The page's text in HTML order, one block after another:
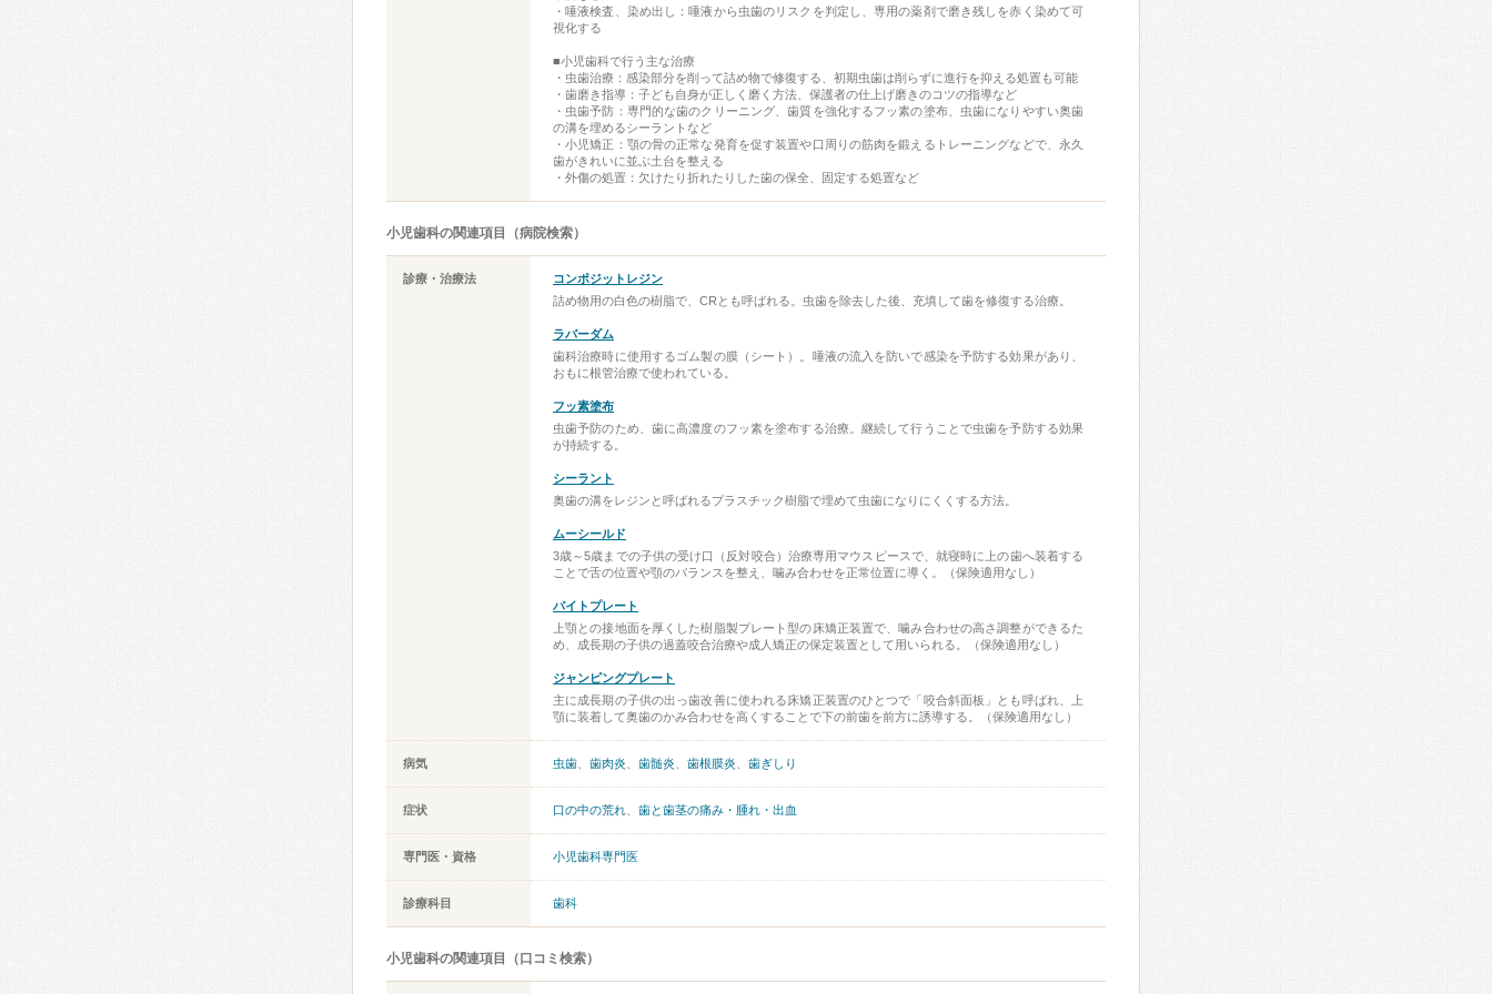
・唾液検査、染め出し：唾液から虫歯のリスクを判定し、専用の薬剤で磨き残しを赤く染めて可
視化する
■小児歯科で行う主な治療
・虫歯治療：感染部分を削って詰め物で修復する、初期虫歯は削らずに進行を抑える処置も可能
・歯磨き指導：子ども自身が正しく磨く方法、保護者の仕上げ磨きのコツの指導など
・虫歯予防：専門的な歯のクリーニング、歯質を強化するフッ素の塗布、虫歯になりやすい奥歯
の溝を埋めるシーラントなど
・小児矯正：顎の骨の正常な発育を促す装置や口周りの筋肉を鍛えるトレーニングなどで、永久
歯がきれいに並ぶ土台を整える
・外傷の処置：欠けたり折れたりした歯の保全、固定する処置など
小児歯科の関連項目（病院検索）
診療・治療法
コンポジットレジン
詰め物用の白色の樹脂で、CRとも呼ばれる。虫歯を除去した後、充填して歯を修復する治療。
ラバーダム
歯科治療時に使用するゴム製の膜（シート）。唾液の流入を防いで感染を予防する効果があり、
おもに根管治療で使われている。
フッ素塗布
虫歯予防のため、歯に高濃度のフッ素を塗布する治療。継続して行うことで虫歯を予防する効果
が持続する。
シーラント
奥歯の溝をレジンと呼ばれるプラスチック樹脂で埋めて虫歯になりにくくする方法。
ムーシールド
3歳～5歳までの子供の受け口（反対咬合）治療専用マウスピースで、就寝時に上の歯へ装着する
ことで舌の位置や顎のバランスを整え、噛み合わせを正常位置に導く。（保険適用なし）
バイトプレート
上顎との接地面を厚くした樹脂製プレート型の床矯正装置で、噛み合わせの高さ調整ができるた
め、成長期の子供の過蓋咬合治療や成人矯正の保定装置として用いられる。（保険適用なし）
ジャンピングプレート
主に成長期の子供の出っ歯改善に使われる床矯正装置のひとつで「咬合斜面板」とも呼ばれ、上
顎に装着して奥歯のかみ合わせを高くすることで下の前歯を前方に誘導する。（保険適用なし）
病気 虫歯 歯肉炎 歯髄炎 歯根膜炎 歯ぎしり
症状 口の中の荒れ 歯と歯茎の痛み・腫れ・出血
専門医・資格 小児歯科専門医
診療科目 歯科
小児歯科の関連項目（口コミ検索）